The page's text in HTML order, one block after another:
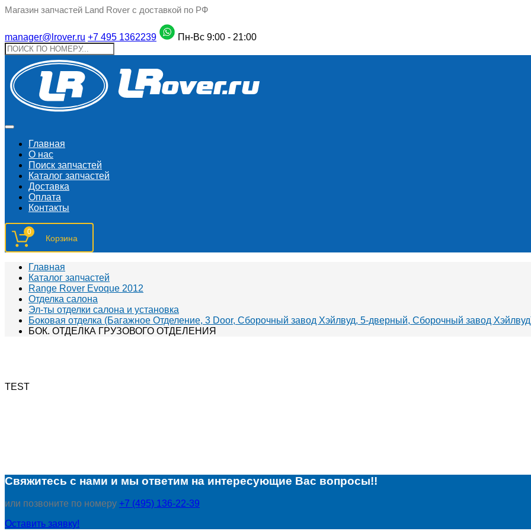
Магазин запчастей Land Rover с доставкой по РФ
manager@lrover.ru +7 495 1362239 Пн-Вс 9:00 - 21:00
Главная
О нас
Поиск запчастeй
Каталог запчастей
Доставка
Оплата
Контакты
0
Главная
Каталог запчастей
Range Rover Evoque 2012
Отделка салона
Эл-ты отделки салона и установка
Боковая отделка (Багажное Отделение, 3 Door, Сборочный завод Хэйлвуд, 5-дверный, Сборочный завод
БОК. ОТДЕЛКА ГРУЗОВОГО ОТДЕЛЕНИЯ
TEST
Свяжитесь с нами и мы ответим на интересующие Вас вопросы!!
или позвоните по номеру +7 (495) 136-22-39
Оставить заявку!